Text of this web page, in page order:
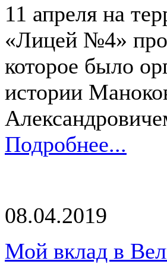
11 апреля на
«Лицей №4»
которое было
истории
Подробнее...
08.04.2019
Мой вклад в